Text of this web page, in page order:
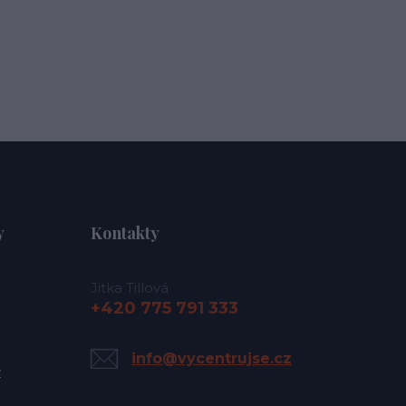
Kontakty
Jitka Tillová
+420 775 791 333
info@vycentrujse.cz